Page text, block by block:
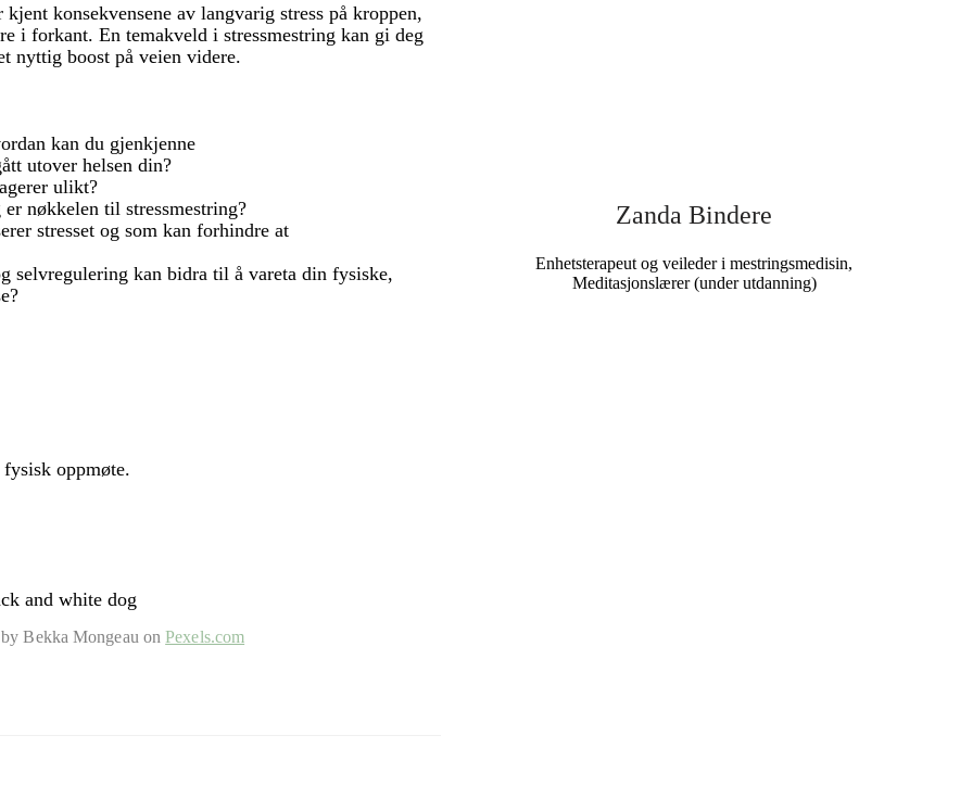
konsekvensene av langvarig stress på kroppen,
i forkant. En temakveld i stressmestring kan gi deg
nyttig boost på veien videre.
kan du gjenkjenne
utover helsen din?
ulikt?
nøkkelen til stressmestring?
stresset og som kan forhindre at
selvregulering kan bidra til å vareta din fysiske,
oppmøte.
Bekka Mongeau onPexels.com
Zanda Bindere
Enhetsterapeut og veileder i mestringsmedisin,
Meditasjonslærer (under utdanning)